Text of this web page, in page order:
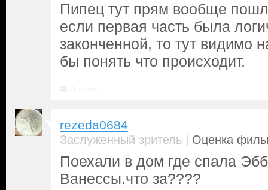
Пипец тут прям вообще
если первая часть была
законченной, то тут видимо
бы понять что происходит.
rezeda0684
Заслуженный зритель | Оценка
Поехали в дом где спала
Ванессы.что за????